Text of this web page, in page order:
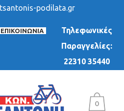
podilata.gr
ΕΠΙΚΟΙΝΩΝΙΑ
Τηλεφωνικές
Παραγγελίες:
22310 35440
0